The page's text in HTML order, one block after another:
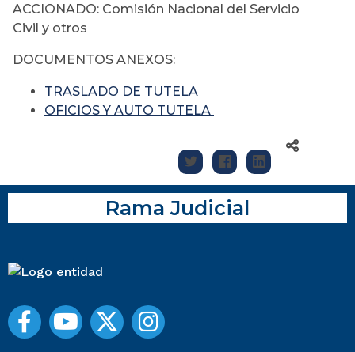
ACCIONADO: Comisión Nacional del Servicio
Civil y otros
DOCUMENTOS ANEXOS:
TRASLADO DE TUTELA
OFICIOS Y AUTO TUTELA
Rama Judicial